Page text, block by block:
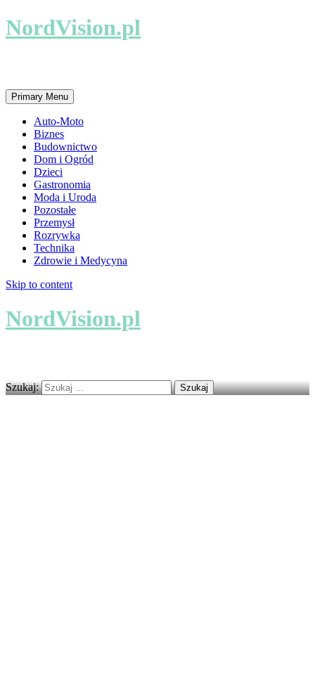
NordVision.pl
Primary Menu
Auto-Moto
Biznes
Budownictwo
Dom i Ogród
Dzieci
Gastronomia
Moda i Uroda
Pozostałe
Przemysł
Rozrywka
Technika
Zdrowie i Medycyna
Skip to content
NordVision.pl
Szukaj: